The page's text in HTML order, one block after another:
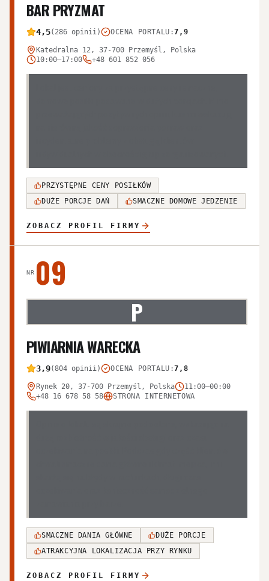
BAR PRYZMAT
4,5(286 opinii) OCENA PORTALU :7,9
Katedralna 12, 37-700 Przemyśl, Polska
10:00–17:00
+48 601 852 056
PRZYSTĘPNE CENY POSIŁKÓW
DUŻE PORCJE DAŃ
SMACZNE DOMOWE JEDZENIE
ZOBACZ PROFIL FIRMY
NR 09
P
PIWIARNIA WARECKA
3,9(804 opinii) OCENA PORTALU :7,8
Rynek 20, 37-700 Przemyśl, Polska
11:00–00:00
+48 16 678 58 58
STRONA INTERNETOWA
SMACZNE DANIA GŁÓWNE
DUŻE PORCJE
ATRAKCYJNA LOKALIZACJA PRZY RYNKU
ZOBACZ PROFIL FIRMY